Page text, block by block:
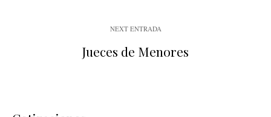
NEXT ENTRADA
Jueces de Menores